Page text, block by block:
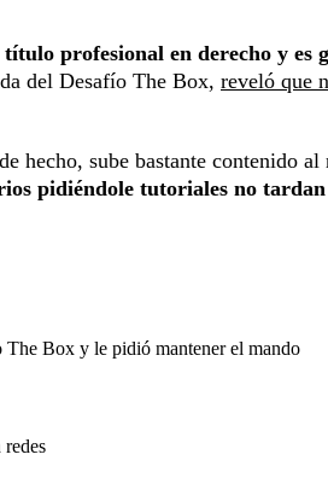
profesional en derecho y es
del Desafío The Box, reveló que
hecho, sube bastante contenido
pidiéndole tutoriales no tardan
Box y le pidió mantener el mando